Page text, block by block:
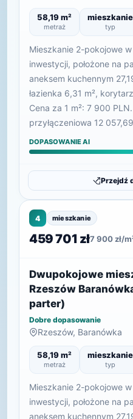
58,19 m²
metraż
mieszkanie
typ
Mieszkanie 2-pokojowe
inwestycji, położone na
aneksem kuchennym
łazienka 6,31 m²,
Cena za 1 m²: 7 900
przyłączeniowa 12
DOPASOWANIE AI
Przejdź
4 mieszkanie
459 701 zł7 900 zł/
Dwupokojowe
Rzeszów
parter)
Dobre dopasowanie
Rzeszów, Baranówka
58,19 m²
metraż
mieszkanie
typ
Mieszkanie 2-pokojowe
inwestycji, położone na
aneksem kuchennym